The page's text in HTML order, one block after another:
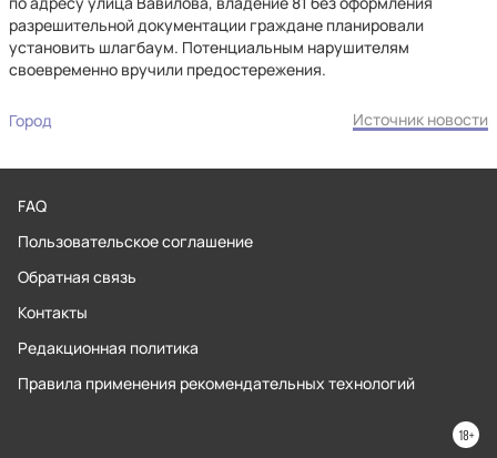
разрешительной документации граждане планировали
установить шлагбаум. Потенциальным нарушителям
своевременно вручили предостережения.
Город Источник новости
FAQ
Пользовательское соглашение
Обратная связь
Контакты
Редакционная политика
Правила применения рекомендательных технологий